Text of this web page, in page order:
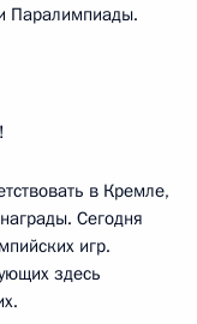
Паралимпиады.
в Кремле,
Сегодня
игр.
здесь